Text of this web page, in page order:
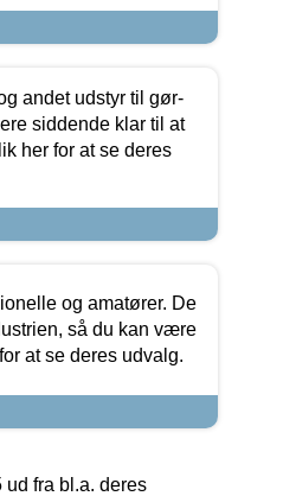
andet udstyr til gør-
siddende klar til at
her for at se deres
og amatører. De
så du kan være
at se deres udvalg.
fra bl.a. deres